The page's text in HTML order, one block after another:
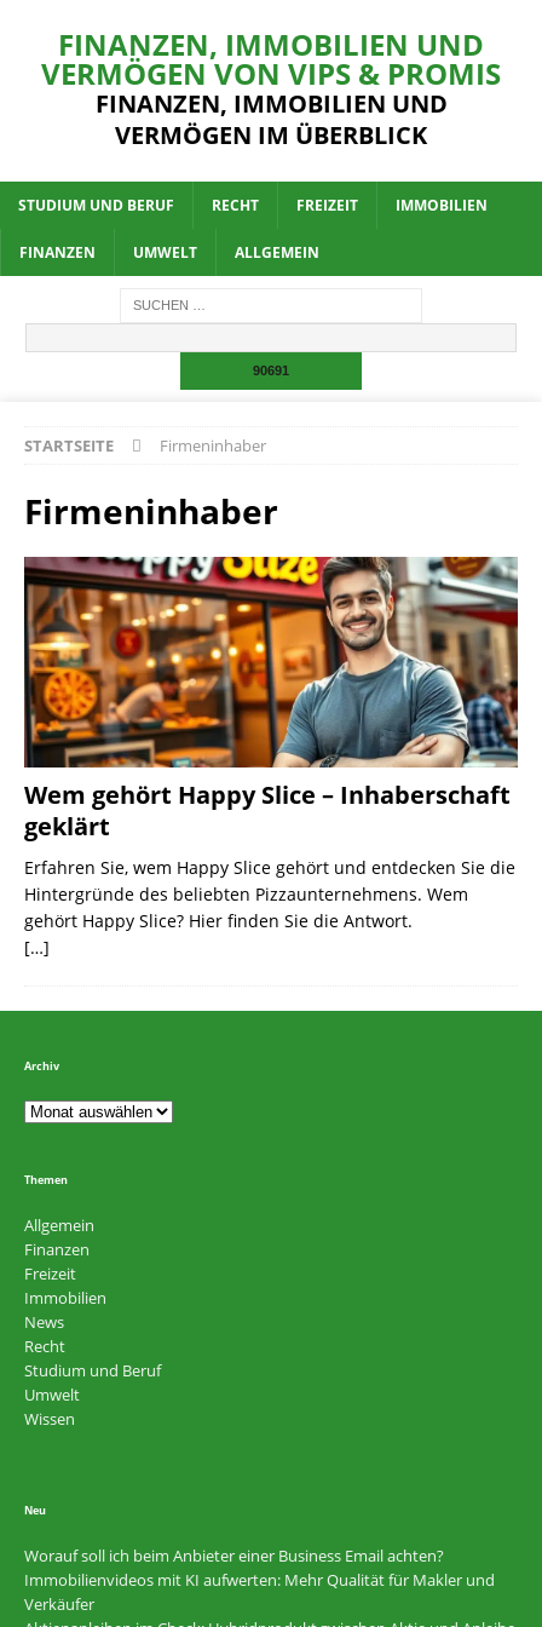
FINANZEN, IMMOBILIEN UND
VERMÖGEN VON VIPS & PROMIS
FINANZEN, IMMOBILIEN UND
VERMÖGEN IM ÜBERBLICK
STUDIUM UND BERUF RECHT FREIZEIT IMMOBILIEN
FINANZEN UMWELT ALLGEMEIN
STARTSEITE Firmeninhaber
Firmeninhaber
Wem gehört Happy Slice – Inhaberschaft
geklärt
Erfahren Sie, wem Happy Slice gehört und entdecken Sie die
Hintergründe des beliebten Pizzaunternehmens. Wem
gehört Happy Slice? Hier finden Sie die Antwort.
[…]
Archiv
Themen
Allgemein
Finanzen
Freizeit
Immobilien
News
Recht
Studium und Beruf
Umwelt
Wissen
Neu
Worauf soll ich beim Anbieter einer Business Email achten?
Immobilienvideos mit KI aufwerten: Mehr Qualität für Makler und
Verkäufer